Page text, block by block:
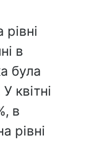
в
була
квітні
в
рівні